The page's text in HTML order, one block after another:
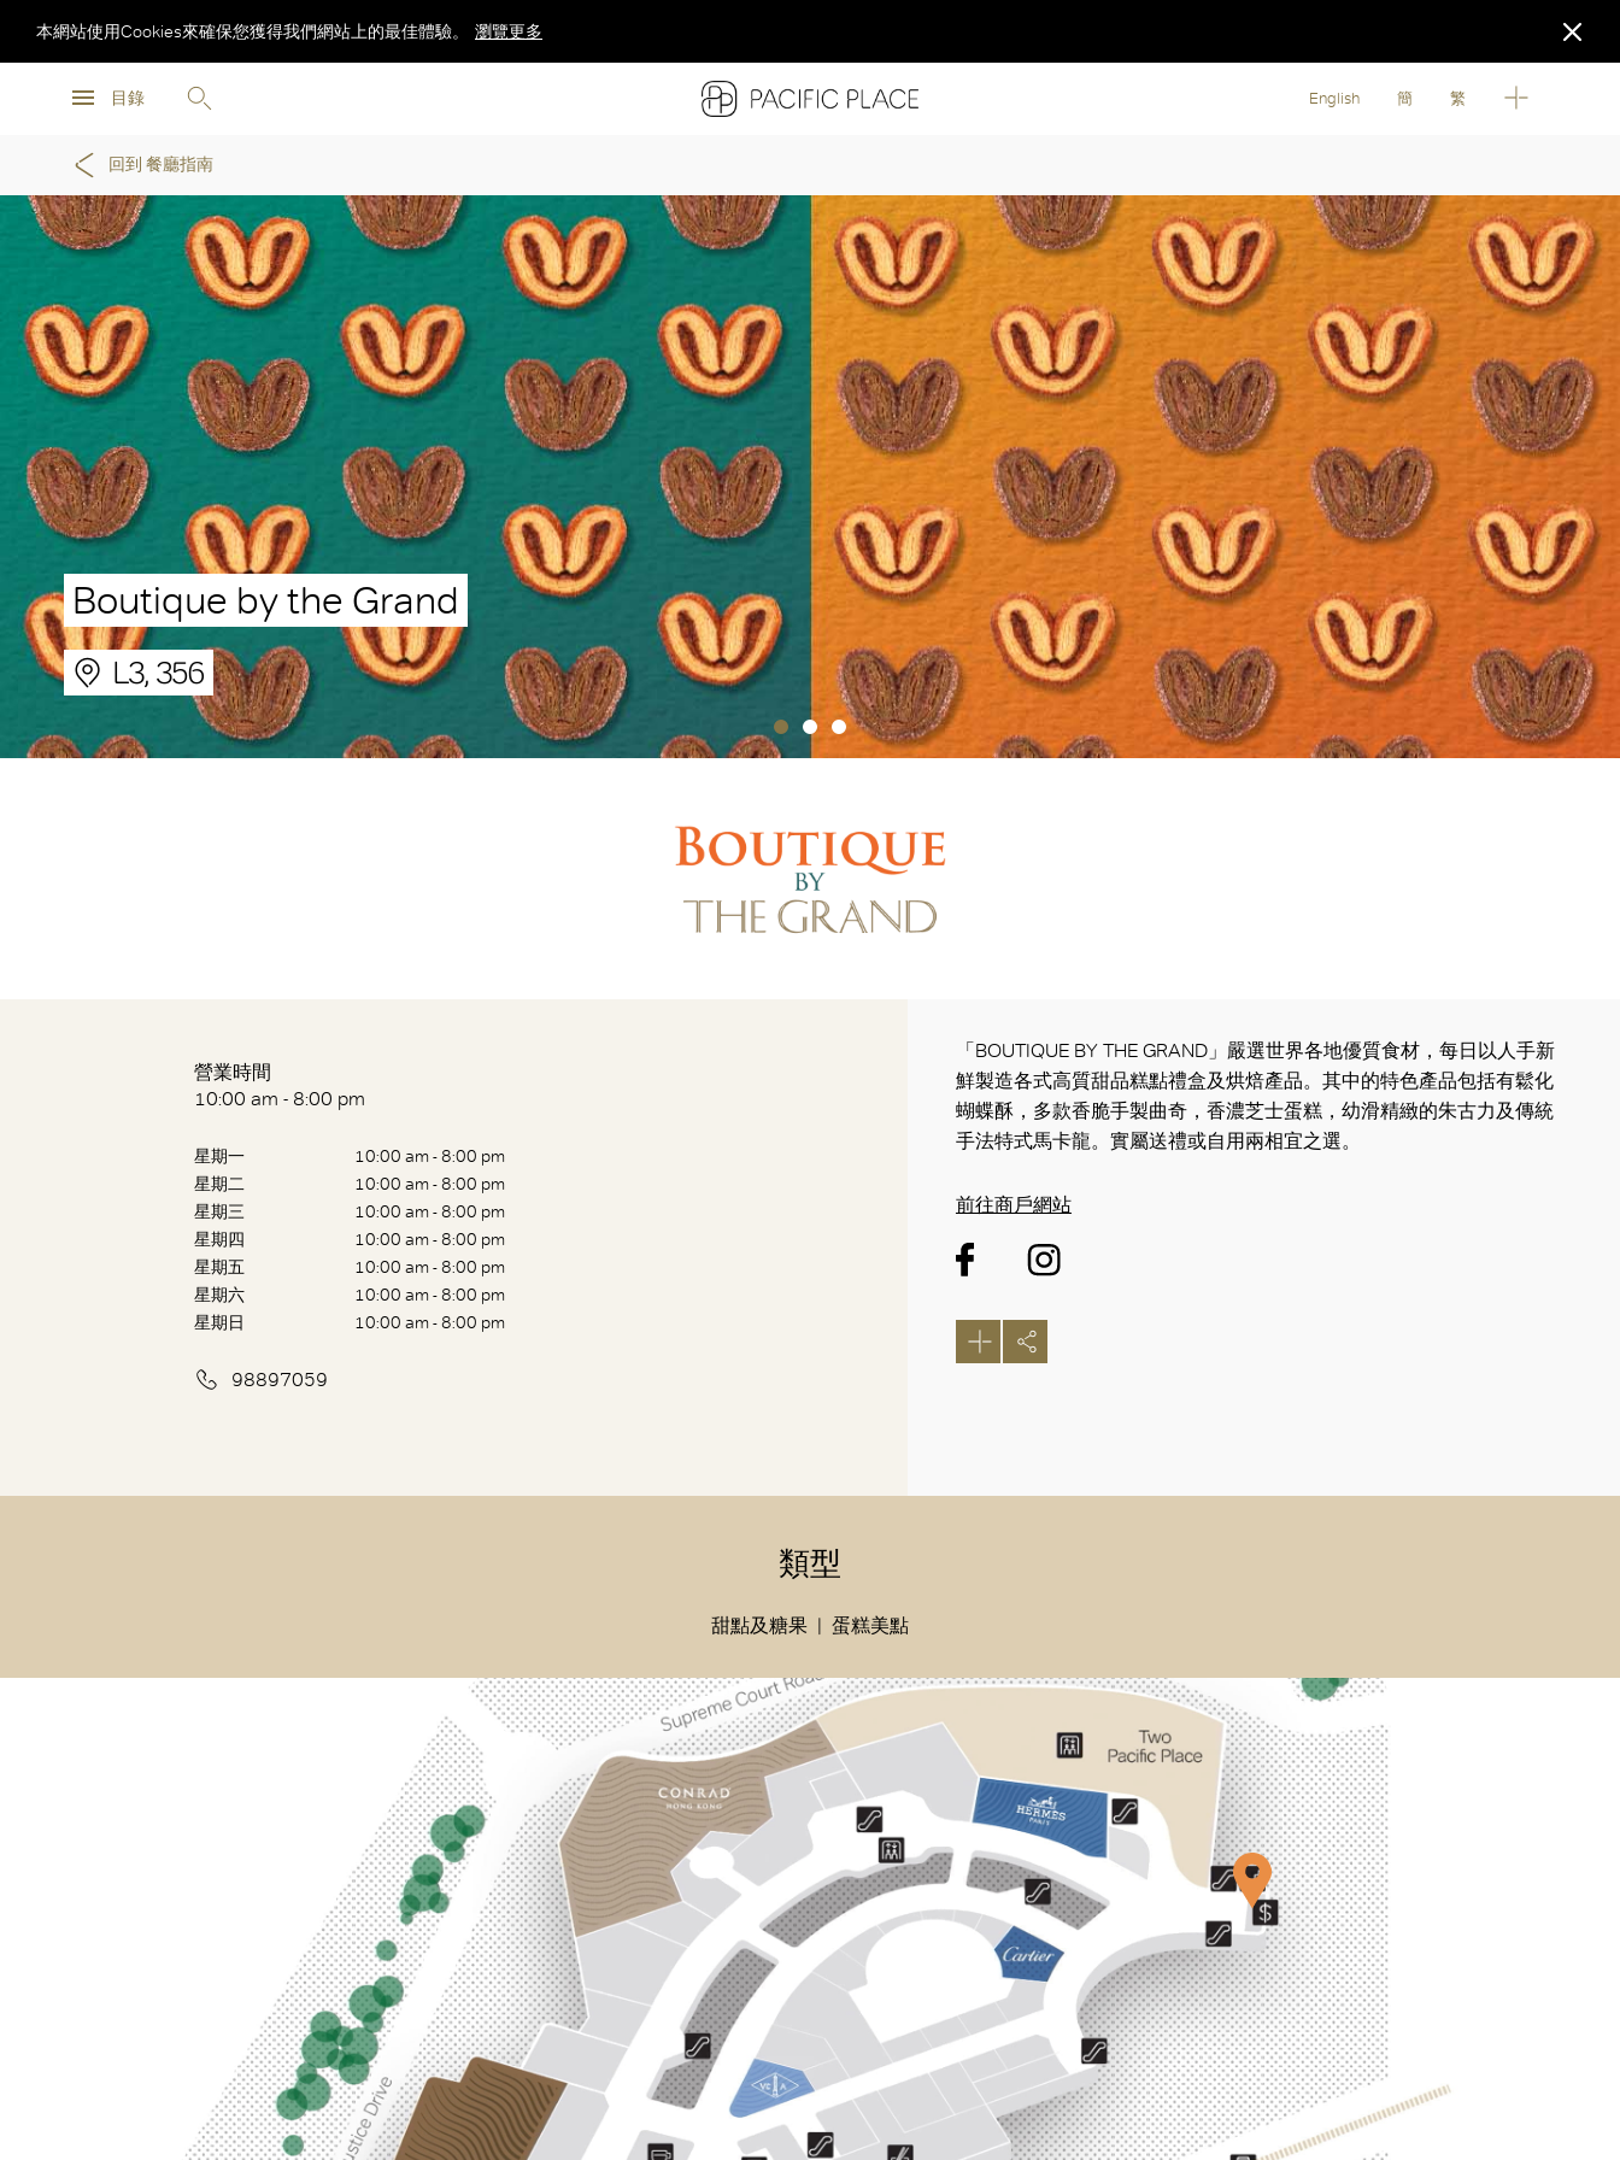
目錄
本網站使用Cookies來確保您獲得我們網站上的最佳體驗。 瀏覽更多
English 簡 繁
回到 餐廳指南
Boutique by the Grand
L3, 356
營業時間
10:00 am - 8:00 pm
星期一
10:00 am - 8:00 pm
星期二
10:00 am - 8:00 pm
星期三
10:00 am - 8:00 pm
星期四
10:00 am - 8:00 pm
星期五
10:00 am - 8:00 pm
星期六
10:00 am - 8:00 pm
星期日
10:00 am - 8:00 pm
98897059
「BOUTIQUE BY THE GRAND」嚴選世界各地優質食材，每日以人手新
鮮製造各式高質甜品糕點禮盒及烘焙產品。其中的特色產品包括有鬆化
蝴蝶酥，多款香脆手製曲奇，香濃芝士蛋糕，幼滑精緻的朱古力及傳統
手法特式馬卡龍。實屬送禮或自用兩相宜之選。
前往商戶網站
類型
甜點及糖果 蛋糕美點